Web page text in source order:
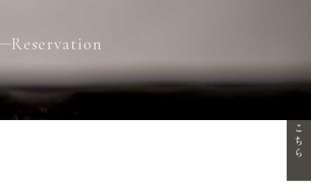
体験・見学はこちら
Reservation